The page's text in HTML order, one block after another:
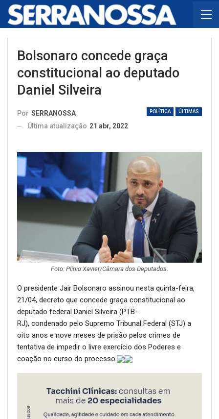
Bolsonaro concede graça
constitucional ao deputado
Daniel Silveira
POLÍTICA ÚLTIMAS
Por SERRANOSSA
Última atualização 21 abr, 2022
Foto: Plínio Xavier/Câmara dos Deputados.
O presidente Jair Bolsonaro assinou nesta quinta-feira,
21/04, decreto que concede graça constitucional ao
deputado federal Daniel Silveira (PTB-
RJ), condenado pelo Supremo Tribunal Federal (STJ) a
oito anos e nove meses de prisão pelos crimes de
tentativa de impedir o livre exercício dos Poderes e
coação no curso do processo.